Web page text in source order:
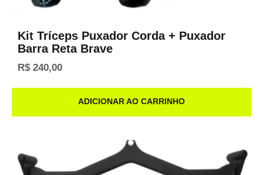
Kit Tríceps Puxador Corda + Puxador
Barra Reta Brave
R$240,00
ADICIONAR AO CARRINHO